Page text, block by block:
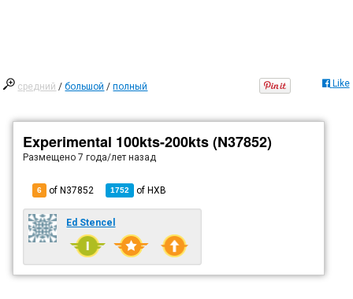
средний /большой /полный Like
Experimental 100kts-200kts (N37852)
Размещено7 года/лет назад
6 of N37852 1752 ofHXB
Ed Stencel